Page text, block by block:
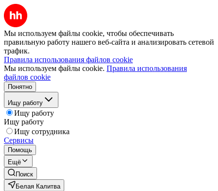
Мы используем файлы cookie, чтобы обеспечивать
правильную работу нашего веб-сайта и анализировать сетевой
трафик.
Правила использования файлов cookie
Мы используем файлы cookie. Правила использования
файлов cookie
Понятно
Ищу работу
Ищу работу
Ищу работу
Ищу сотрудника
Сервисы
Помощь
Ещё
Поиск
Белая Калитва